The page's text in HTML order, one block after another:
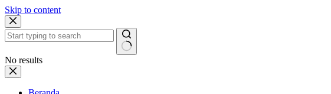
Skip to content
No results